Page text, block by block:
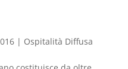
| Ospitalità Diffusa